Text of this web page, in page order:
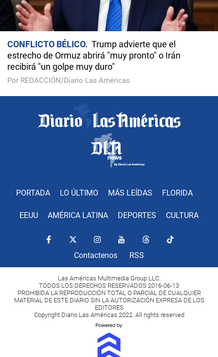
CONFLICTO BÉLICO
Trump advierte que el
estrecho de Ormuz abrirá "muy pronto" o Irán
recibirá "un golpe muy duro"
Por REDACCIÓN/Diario Las Américas
PORTADA LO ÚLTIMO MÁS LEÍDAS FLORIDA
EEUU AMÉRICA LATINA DEPORTES CULTURA
Contactenos RSS
Las Américas Multimedia Group LLC.
TODOS LOS DERECHOS RESERVADOS 2016-06-13
PROHIBIDA LA REPRODUCCIÓN TOTAL O PARCIAL DE CUALQUIER
MATERIAL DE ESTE DIARIO SIN LA AUTORIZACIÓN EXPRESA DE LOS
EDITORES
Copyright Diario Las Américas 2022. All rights reserved